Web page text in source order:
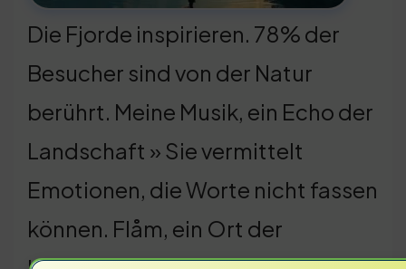
Die Fjorde inspirieren. 78% der
Besucher sind von der Natur
berührt. Meine Musik, ein Echo der
Landschaft » Sie vermittelt
Emotionen, die Worte nicht fassen
können. Flåm, ein Ort der